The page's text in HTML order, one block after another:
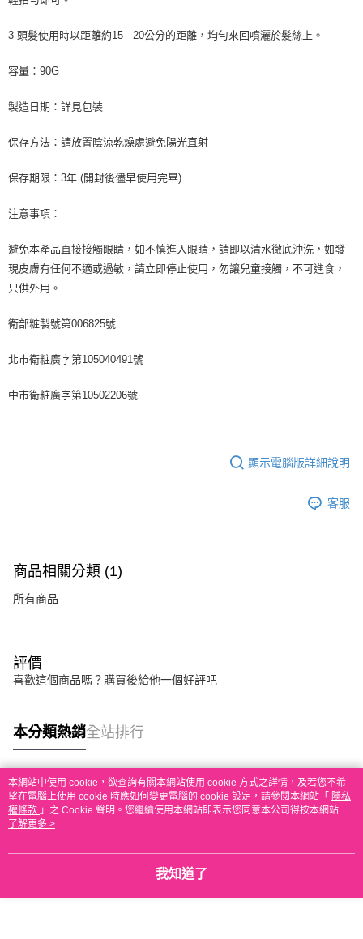
3-頭髮使用時以距離約15 - 20公分的距離，均勻來回噴灑於髮絲上。
容量：90G
製造日期：詳見包裝
保存方法：請放置陰涼乾燥處避免陽光直射
保存期限：3年 (開封後儘早使用完畢)
注意事項：
避免本產品直接接觸眼睛，如不慎進入眼睛，請即以清水徹底沖洗，如發
現皮膚有任何不適或過敏，請立即停止使用，勿讓兒童接觸，不可進食，
只供外用。
衛部粧製號第006825號
北市衛粧廣字第105040491號
中市衛粧廣字第10502206號
顯示電腦版詳細說明
客服
商品相關分類 (1)
所有商品
評價
喜歡這個商品嗎？購買後給他一個好評吧
本分類熱銷全站排行
熱門標籤
本網站中使用 cookie，欲查詢有關本網站使用 cookie 方式之詳情，及若您不希
望在電腦上使用 cookie 時應如何變更電腦的 cookie 設定，請參閱本網站「 隱私
權條款 」之 Cookie 聲明。您繼續使用本網站即表示您同意本公司得按本網站使
用條款之 Cookie 聲明使用 cookie。
了解更多 >
我知道了